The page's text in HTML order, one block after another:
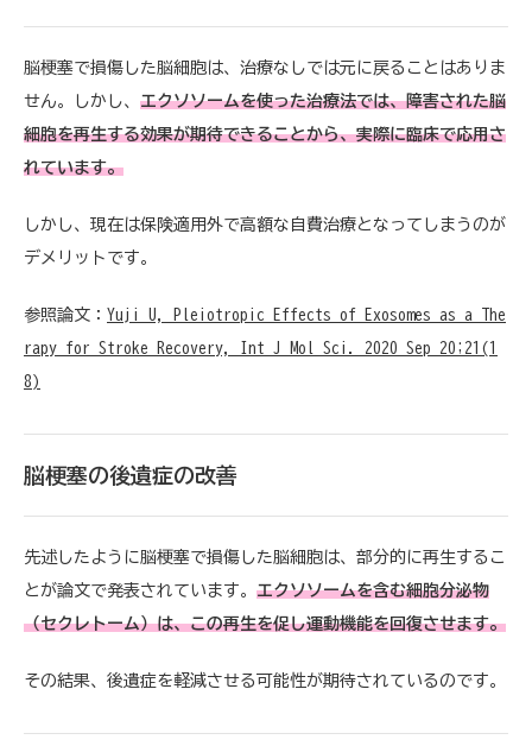
脳梗塞で損傷した脳細胞は、治療なしでは元に戻ることはありま
せん。しかし、 エクソソームを使った治療法では、障害された脳
細胞を再生する効果が期待できることから、実際に臨床で応用さ
れています。
しかし、現在は保険適用外で高額な自費治療となってしまうのが
デメリットです。
参照論文： Yuji U, Pleiotropic Effects of Exosomes as a The
rapy for Stroke Recovery, Int J Mol Sci. 2020 Sep 20;21(1
8)
脳梗塞の後遺症の改善
先述したように脳梗塞で損傷した脳細胞は、部分的に再生するこ
とが論文で発表されています。 エクソソームを含む細胞分泌物
（セクレトーム）は、この再生を促し運動機能を回復させます。
その結果、後遺症を軽減させる可能性が期待されているのです。